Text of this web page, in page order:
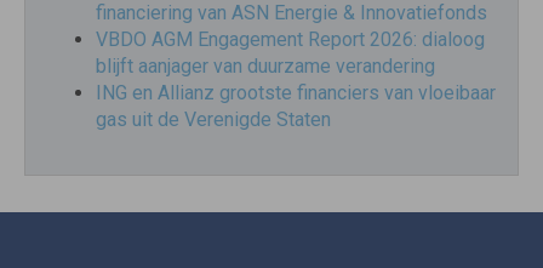
financiering van ASN Energie & Innovatiefonds
VBDO AGM Engagement Report 2026: dialoog
blijft aanjager van duurzame verandering
ING en Allianz grootste financiers van vloeibaar
gas uit de Verenigde Staten